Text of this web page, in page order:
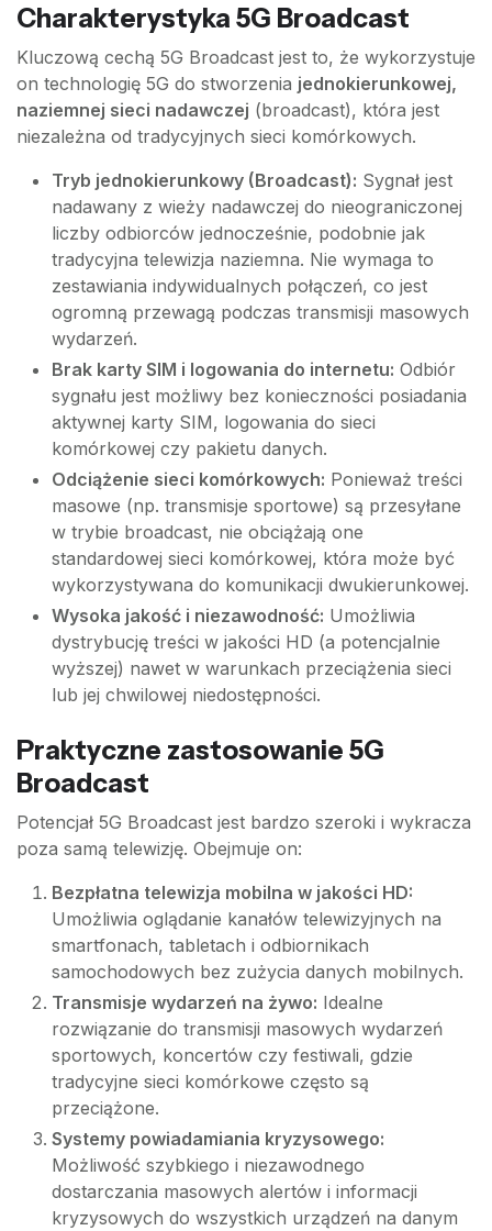
Charakterystyka 5G Broadcast
Kluczową cechą 5G Broadcast jest to, że wykorzystuje
on technologię 5G do stworzenia jednokierunkowej,
naziemnej sieci nadawczej (broadcast), która jest
niezależna od tradycyjnych sieci komórkowych.
Tryb jednokierunkowy (Broadcast): Sygnał jest
nadawany z wieży nadawczej do nieograniczonej
liczby odbiorców jednocześnie, podobnie jak
tradycyjna telewizja naziemna. Nie wymaga to
zestawiania indywidualnych połączeń, co jest
ogromną przewagą podczas transmisji masowych
wydarzeń.
Brak karty SIM i logowania do internetu: Odbiór
sygnału jest możliwy bez konieczności posiadania
aktywnej karty SIM, logowania do sieci
komórkowej czy pakietu danych.
Odciążenie sieci komórkowych: Ponieważ treści
masowe (np. transmisje sportowe) są przesyłane
w trybie broadcast, nie obciążają one
standardowej sieci komórkowej, która może być
wykorzystywana do komunikacji dwukierunkowej.
Wysoka jakość i niezawodność: Umożliwia
dystrybucję treści w jakości HD (a potencjalnie
wyższej) nawet w warunkach przeciążenia sieci
lub jej chwilowej niedostępności.
Praktyczne zastosowanie 5G
Broadcast
Potencjał 5G Broadcast jest bardzo szeroki i wykracza
poza samą telewizję. Obejmuje on:
Bezpłatna telewizja mobilna w jakości HD:
Umożliwia oglądanie kanałów telewizyjnych na
smartfonach, tabletach i odbiornikach
samochodowych bez zużycia danych mobilnych.
Transmisje wydarzeń na żywo: Idealne
rozwiązanie do transmisji masowych wydarzeń
sportowych, koncertów czy festiwali, gdzie
tradycyjne sieci komórkowe często są
przeciążone.
Systemy powiadamiania kryzysowego:
Możliwość szybkiego i niezawodnego
dostarczania masowych alertów i informacji
kryzysowych do wszystkich urządzeń na danym